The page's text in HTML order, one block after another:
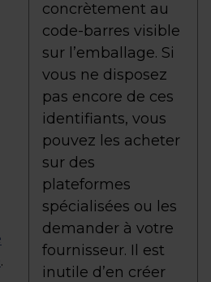
.
concrètement au
code-barres visible
sur l’emballage. Si
vous ne disposez
pas encore de ces
identifiants, vous
pouvez les acheter
sur des
plateformes
spécialisées ou les
demander à votre
fournisseur. Il est
inutile d’en créer